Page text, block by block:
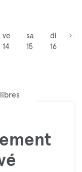
ve
14
sa
15
di
16